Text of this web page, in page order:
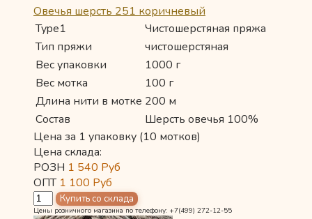
Овечья шерсть 251 коричневый
Type1
Чистошерстяная пряжа
Тип пряжи
чистошерстяная
Вес упаковки
1000 г
Вес мотка
100 г
Длина нити в мотке 200 м
Состав
Шерсть овечья 100%
Цена за 1 упаковку (10 мотков)
Цена склада:
РОЗН 1 540 Руб
ОПТ 1 100 Руб
Цены розничного магазина по телефону: +7(499) 272-12-55